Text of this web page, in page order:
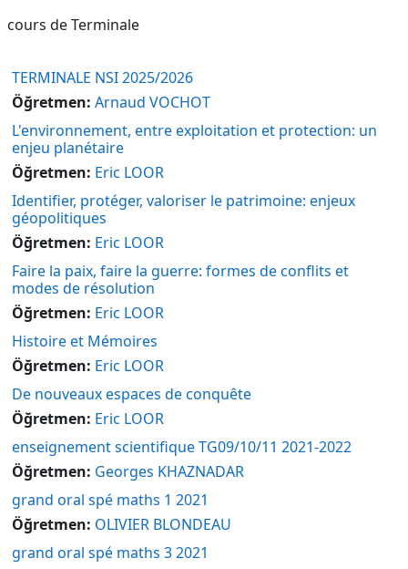
cours de Terminale
TERMINALE NSI 2025/2026
Öğretmen: Arnaud VOCHOT
L'environnement, entre exploitation et protection: un
enjeu planétaire
Öğretmen: Eric LOOR
Identifier, protéger, valoriser le patrimoine: enjeux
géopolitiques
Öğretmen: Eric LOOR
Faire la paix, faire la guerre: formes de conflits et
modes de résolution
Öğretmen: Eric LOOR
Histoire et Mémoires
Öğretmen: Eric LOOR
De nouveaux espaces de conquête
Öğretmen: Eric LOOR
enseignement scientifique TG09/10/11 2021-2022
Öğretmen: Georges KHAZNADAR
grand oral spé maths 1 2021
Öğretmen: OLIVIER BLONDEAU
grand oral spé maths 3 2021